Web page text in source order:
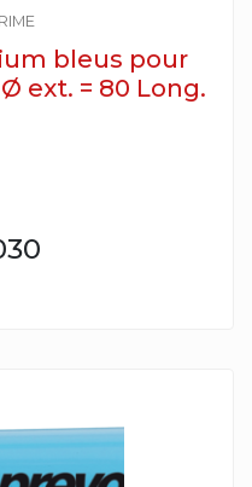
bleus pour
ext. = 80 Long.